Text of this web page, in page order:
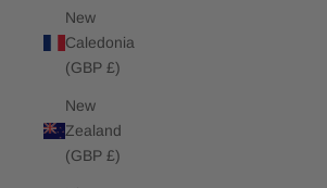
New
Caledonia
(GBP £)
New
Zealand
(GBP £)